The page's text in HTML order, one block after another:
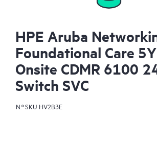
HPE Aruba
Foundational Care
Onsite CDMR 6100
Switch SVC
N.º SKU HV2B3E